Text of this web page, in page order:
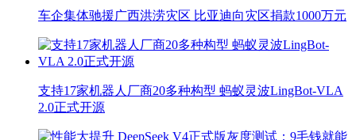
车企集体驰援广西洪涝灾区 比亚迪向灾区捐款1000万元
支持17家机器人厂商20多种构型 蚂蚁灵波LingBot-VLA
2.0正式开源